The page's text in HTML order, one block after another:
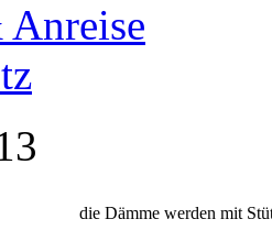
die Dämme werden mit